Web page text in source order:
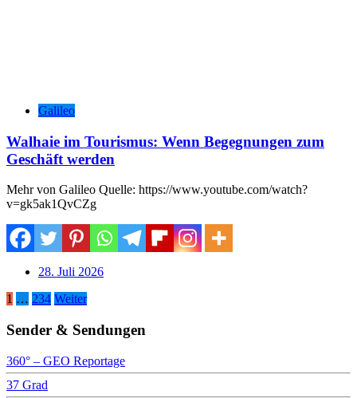
Galileo
Walhaie im Tourismus: Wenn Begegnungen zum
Geschäft werden
Mehr von Galileo Quelle: https://www.youtube.com/watch?
v=gk5ak1QvCZg
28. Juli 2026
Seitennummerierung
der
Beiträge
1 … 234 Weiter
Sender & Sendungen
360° – GEO Reportage
37 Grad